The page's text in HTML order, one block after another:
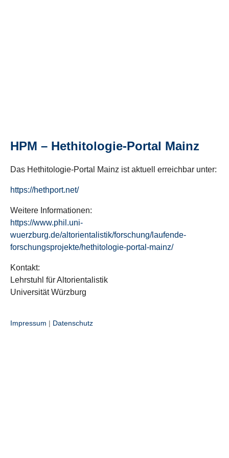
HPM – Hethitologie-Portal Mainz
Das Hethitologie-Portal Mainz ist aktuell erreichbar unter:
https://hethport.net/
Weitere Informationen:
https://www.phil.uni-
wuerzburg.de/altorientalistik/forschung/laufende-
forschungsprojekte/hethitologie-portal-mainz/
Kontakt:
Lehrstuhl für Altorientalistik
Universität Würzburg
Impressum | Datenschutz